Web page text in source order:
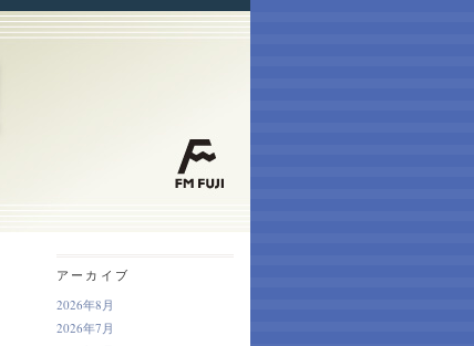
アーカイブ
2026年8月
2026年7月